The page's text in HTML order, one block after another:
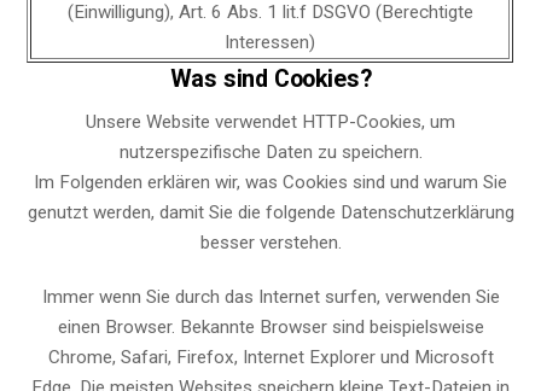
(Einwilligung), Art. 6 Abs. 1 lit.f DSGVO (Berechtigte
Interessen)
Was sind Cookies?
Unsere Website verwendet HTTP-Cookies, um
nutzerspezifische Daten zu speichern.
Im Folgenden erklären wir, was Cookies sind und warum Sie
genutzt werden, damit Sie die folgende Datenschutzerklärung
besser verstehen.
Immer wenn Sie durch das Internet surfen, verwenden Sie
einen Browser. Bekannte Browser sind beispielsweise
Chrome, Safari, Firefox, Internet Explorer und Microsoft